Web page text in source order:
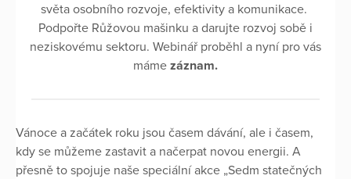
světa osobního rozvoje, efektivity a komunikace.
Podpořte Růžovou mašinku a darujte rozvoj sobě i
neziskovému sektoru. Webinář proběhl a nyní pro vás
máme záznam.
Vánoce a začátek roku jsou časem dávání, ale i časem,
kdy se můžeme zastavit a načerpat novou energii. A
přesně to spojuje naše speciální akce „Sedm statečných